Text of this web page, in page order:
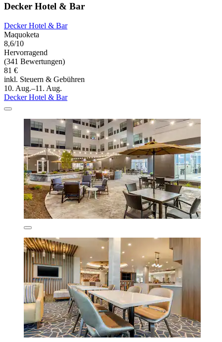
Decker Hotel & Bar
Decker Hotel & Bar
Maquoketa
8,6/10
Hervorragend
(341 Bewertungen)
81 €
inkl. Steuern & Gebühren
10. Aug.–11. Aug.
Decker Hotel & Bar